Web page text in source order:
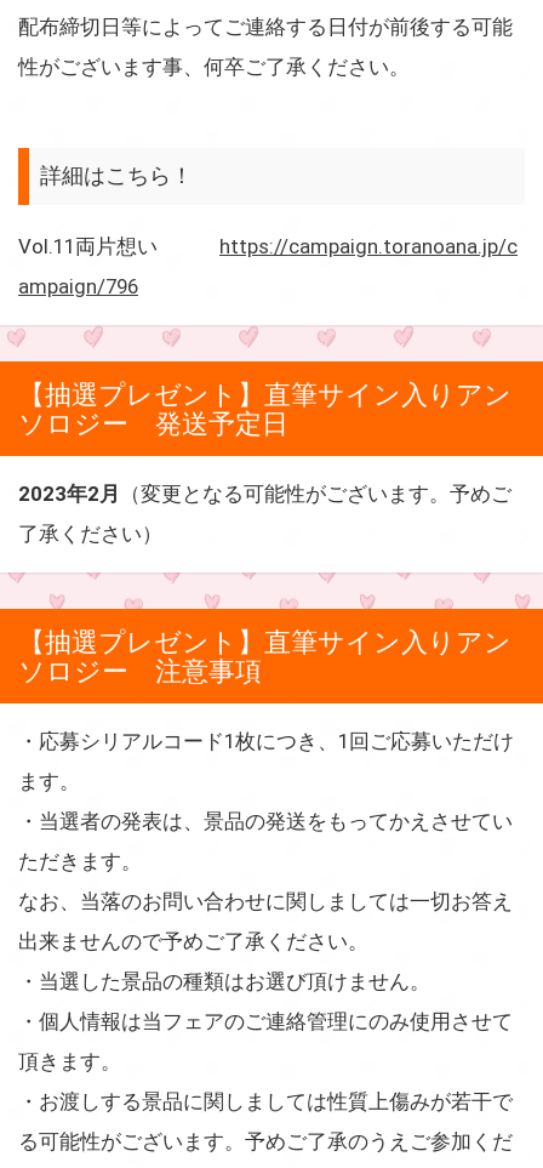
配布締切日等によってご連絡する日付が前後する可能
性がございます事、何卒ご了承ください。
詳細はこちら！
Vol.11両片想い https://campaign.toranoana.jp/c
ampaign/796
【抽選プレゼント】直筆サイン入りアン
ソロジー 発送予定日
2023年2月
（変更となる可能性がございます。予めご
了承ください）
【抽選プレゼント】直筆サイン入りアン
ソロジー 注意事項
・応募シリアルコード1枚につき、1回ご応募いただけ
ます。
・当選者の発表は、景品の発送をもってかえさせてい
ただきます。
なお、当落のお問い合わせに関しましては一切お答え
出来ませんので予めご了承ください。
・当選した景品の種類はお選び頂けません。
・個人情報は当フェアのご連絡管理にのみ使用させて
頂きます。
・お渡しする景品に関しましては性質上傷みが若干で
る可能性がございます。予めご了承のうえご参加くだ